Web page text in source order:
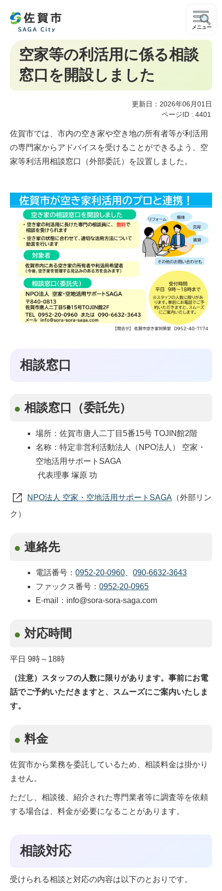
メニュー
空家等の利活用に係る相談
窓口を開設しました
更新日：2026年06月01日
ページID : 4401
佐賀市では、市内の空き家や空き地の所有者等が利活用
の専門家からアドバイスを受けることができるよう、空
家等利活用相談窓口（外部委託）を設置しました。
相談窓口
相談窓口（委託先）
場所：佐賀市唐人二丁目5番15号 TOJIN館2階
名称：特定非営利活動法人（NPO法人） 空家・
空地活用サポートSAGA
代表理事 塚原 功
NPO法人 空家・空地活用サポートSAGA （外部リン
ク）
連絡先
電話番号：0952-20-0960、090-6632-3643
ファックス番号：0952-20-0965
E-mail：info@sora-sora-saga.com
対応時間
平日 9時～18時
（注意）スタッフの人数に限りがあります。事前にお電
話でご予約いただきますと、スムーズにご案内いたしま
す。
料金
佐賀市から業務を委託しているため、相談料金は掛かり
ません。
ただし、相談後、紹介された専門業者等に調査等を依頼
する場合は、料金が必要になることがあります。
相談対応
受けられる相談と対応の内容は以下のとおりです。